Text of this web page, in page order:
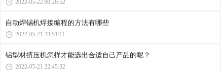
2022-05-22 00:26:52
自动焊锡机焊接编程的方法有哪些
2022-05-21 23:51:11
铝型材挤压机怎样才能选出合适自己产品的呢？
2022-05-21 22:45:32